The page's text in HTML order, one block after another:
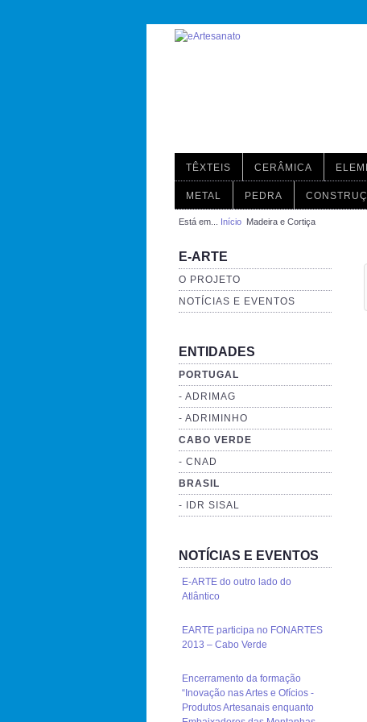
TÊXTEIS CERÂMICA
METAL PEDRA
Está em... Início Madeira e Cortiça
E-ARTE
O PROJETO
NOTÍCIAS E EVENTOS
ENTIDADES
PORTUGAL
- ADRIMAG
- ADRIMINHO
CABO VERDE
- CNAD
BRASIL
- IDR SISAL
NOTÍCIAS E EVENTOS
E-ARTE do outro lado do
Atlântico
EARTE participa no FONARTES
2013 – Cabo Verde
Encerramento da formação
“Inovação nas Artes e Ofícios -
Produtos Artesanais enquanto